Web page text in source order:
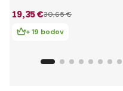
19,35 €30,65 €
+ 19 bodov